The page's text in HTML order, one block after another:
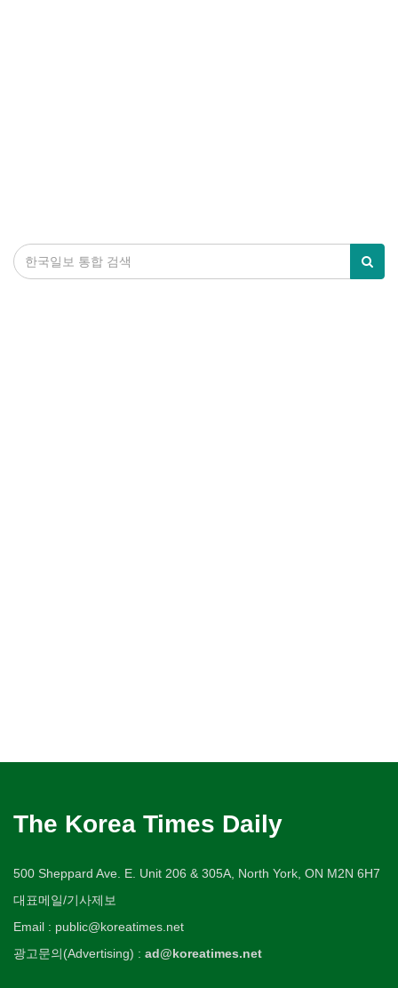
The Korea Times Daily
500 Sheppard Ave. E. Unit 206 & 305A, North York, ON M2N 6H7
대표메일/기사제보
Email : public@koreatimes.net
광고문의(Advertising) : ad@koreatimes.net